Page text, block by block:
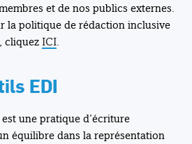
et de nos publics externes.
la politique de rédaction inclusive
cliquez ICI
EDI
une pratique d’écriture
équilibre dans la représentation